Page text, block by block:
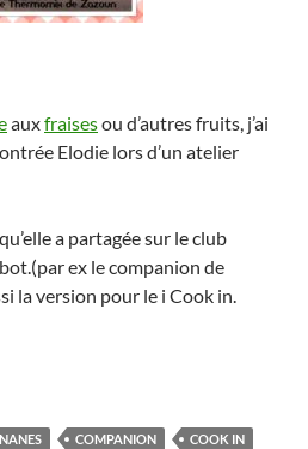
auxfraisesou d’autres fruits, j’ai
Elodie lors d’un atelier
a partagée sur le club
ex le companion de
la version pour le i Cook in.
aux fraises thermomix,
COMPANION
COOK IN